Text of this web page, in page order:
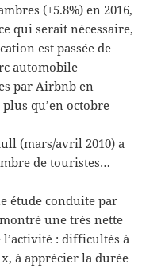
(+5.8%) en 2016,
qui serait nécessaire,
est passée de
automobile
par Airbnb en
plus qu’en octobre
(mars/avril 2010) a
de touristes…
étude conduite par
une très nette
: difficultés à
à apprécier la durée